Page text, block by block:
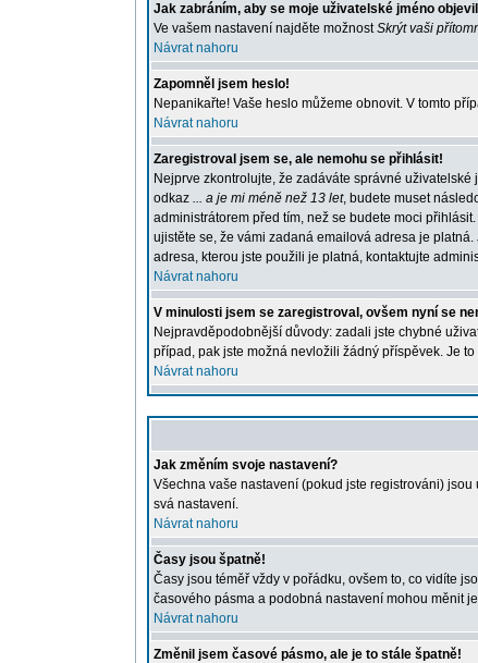
Jak zabráním, aby se moje uživatelské jméno
Ve vašem nastavení najděte možnostSkrýt vaši
Návrat nahoru
Zapomněl jsem heslo!
Nepanikařte! Vaše heslo můžeme obnovit. V tomto
Návrat nahoru
Zaregistroval jsem se, ale nemohu se přihlásit!
Nejprve zkontrolujte, že zadáváte správné
odkaz ... a je mi méně než 13 let, budete muset
administrátorem před tím, než se budete moci
ujistěte se, že vámi zadaná emailová adresa je
adresa, kterou jste použili je platná, kontaktujte
Návrat nahoru
V minulosti jsem se zaregistroval, ovšem nyní se
Nejpravděpodobnější důvody: zadali jste chybné
případ, pak jste možná nevložili žádný příspěvek. Je
Návrat nahoru
Jak změním svoje nastavení?
Všechna vaše nastavení (pokud jste registrováni)
svá nastavení.
Návrat nahoru
Časy jsou špatně!
Časy jsou téměř vždy v pořádku, ovšem to, co vidíte
časového pásma a podobná nastavení mohou měnit
Návrat nahoru
Změnil jsem časové pásmo, ale je to stále špatně!